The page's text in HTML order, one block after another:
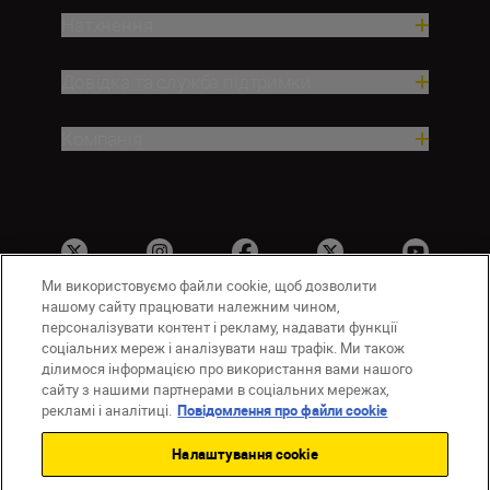
UA Сайти Nikon
Зв’язатися з нами
Політика конфіденційності
Умови використання
Повідомлення про файли cookie
Налаштування Cookie
Ми використовуємо файли cookie, щоб дозволити
нашому сайту працювати належним чином,
персоналізувати контент і рекламу, надавати функції
соціальних мереж і аналізувати наш трафік. Ми також
ділимося інформацією про використання вами нашого
сайту з нашими партнерами в соціальних мережах,
рекламі і аналітиці. Повідомлення про файли cookie
Налаштування cookie